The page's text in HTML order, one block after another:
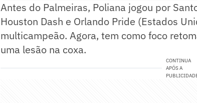
Antes do Palmeiras, Poliana jogou por
Houston Dash e Orlando Pride (Estados
multicampeão. Agora, tem como foco
uma lesão na coxa.
CONTINUA
APÓS A